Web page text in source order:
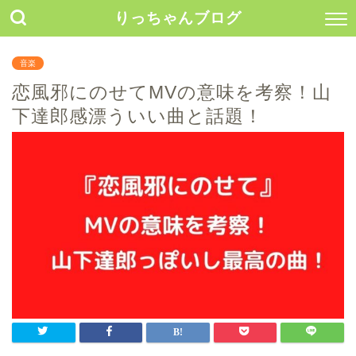
りっちゃんブログ
音楽
恋風邪にのせてMVの意味を考察！山
下達郎感漂ういい曲と話題！